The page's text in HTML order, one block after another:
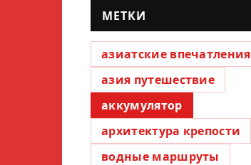
МЕТКИ
азиатские впечатления
азия путешествие
аккумулятор
архитектура крепости
водные маршруты